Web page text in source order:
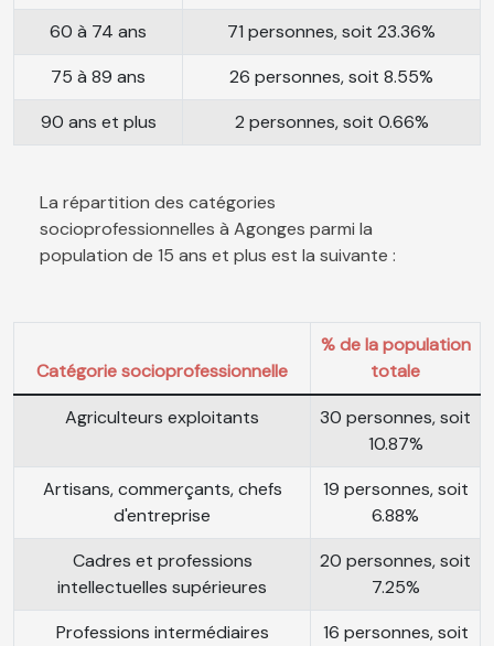
60 à 74 ans
71 personnes, soit 23.36%
75 à 89 ans
26 personnes, soit 8.55%
90 ans et plus
2 personnes, soit 0.66%
La répartition des catégories
socioprofessionnelles à Agonges parmi la
population de 15 ans et plus est la suivante :
Catégorie socioprofessionnelle
% de la population
totale
Agriculteurs exploitants
30 personnes, soit
10.87%
Artisans, commerçants, chefs
d'entreprise
19 personnes, soit
6.88%
Cadres et professions
intellectuelles supérieures
20 personnes, soit
7.25%
Professions intermédiaires
16 personnes, soit